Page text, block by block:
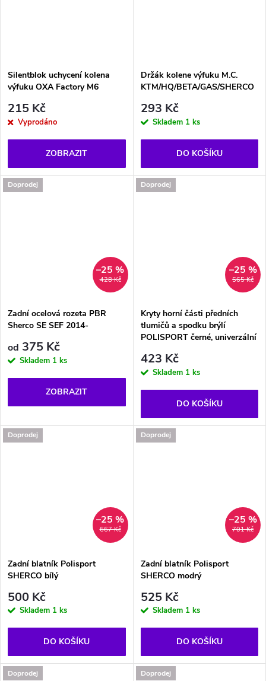
Silentblok uchycení kolena
výfuku OXA Factory M6
215 Kč
Vyprodáno
ZOBRAZIT
Držák kolene výfuku M.C.
KTM/HQ/BETA/GAS/SHERCO
293 Kč
Skladem 1 ks
DO KOŠÍKU
Doprodej
428 Kč
–25 %
Zadní ocelová rozeta PBR
Sherco SE SEF 2014-
od 375 Kč
Skladem 1 ks
ZOBRAZIT
Doprodej
565 Kč
–25 %
Kryty horní části předních
tlumičů a spodku brýlí
POLISPORT černé, univerzální
423 Kč
Skladem 1 ks
DO KOŠÍKU
Doprodej
667 Kč
–25 %
Zadní blatník Polisport
SHERCO bílý
500 Kč
Skladem 1 ks
DO KOŠÍKU
Doprodej
701 Kč
–25 %
Zadní blatník Polisport
SHERCO modrý
525 Kč
Skladem 1 ks
DO KOŠÍKU
Doprodej Doprodej